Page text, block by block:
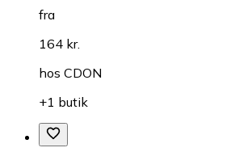
fra
164 kr.
hos CDON
+1 butik